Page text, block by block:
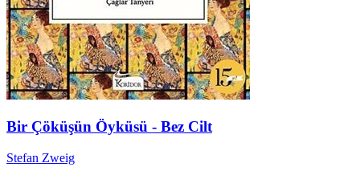
Bir Çöküşün Öyküsü - Bez Cilt
Stefan Zweig